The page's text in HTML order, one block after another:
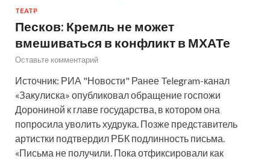
ТЕАТР
Песков: Кремль не может
вмешиваться в конфликт в МХАТе
Оставьте комментарий
Источник: РИА "Новости" Ранее Telegram-канал
«Закулиска» опубликовал обращение госпожи
Дорониной к главе государства, в котором она
попросила уволить худрука. Позже представитель
артистки подтвердил РБК подлинность письма.
«Письма не получили. Пока отфиксировали как